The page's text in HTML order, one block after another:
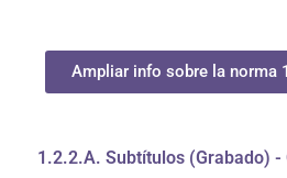
Ampliar info sobre la norma
1.2.2.A. Subtítulos (Grabado) -